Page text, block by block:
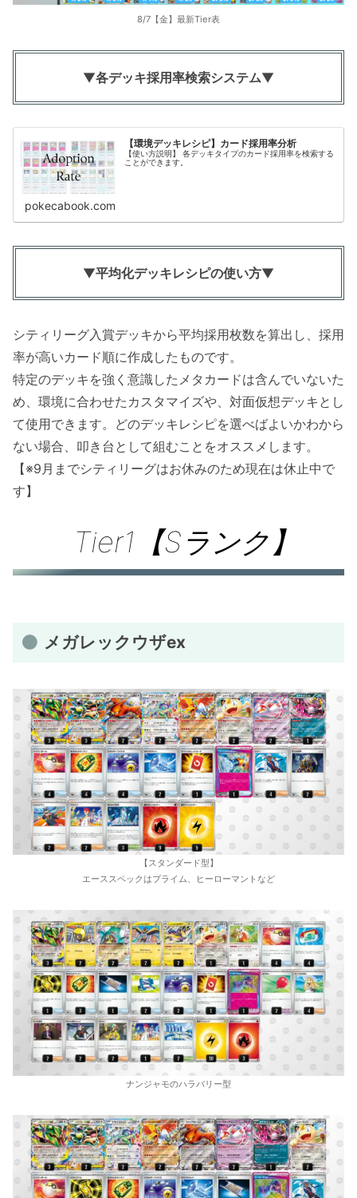
8/7【金】最新Tier表
▼各デッキ採用率検索システム▼
【環境デッキレシピ】カード採用率分析
【使い方説明】 各デッキタイプのカード採用率を検索する
ことができます。
pokecabook.com
▼平均化デッキレシピの使い方▼
シティリーグ入賞デッキから平均採用枚数を算出し、採用
率が高いカード順に作成したものです。
特定のデッキを強く意識したメタカードは含んでいないた
め、環境に合わせたカスタマイズや、対面仮想デッキとし
て使用できます。どのデッキレシピを選べばよいかわから
ない場合、叩き台として組むことをオススメします。
【※9月までシティリーグはお休みのため現在は休止中で
す】
Tier1【Sランク】
メガレックウザex
【スタンダード型】
エーススペックはプライム、ヒーローマントなど
ナンジャモのハラバリー型